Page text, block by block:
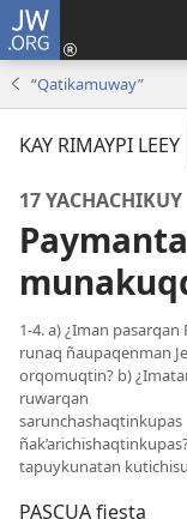
JW.ORG
“Qatikamuway”
KAY RIMAYPI LEEY
17 YACHACHIKUY
1-4. a) ¿Iman pasarqan
runaq ñaupaqenman
orqomuqtin? b)
ruwarqan
sarunchashaqtinkupas
tapuykunatan
PASCUA fiesta